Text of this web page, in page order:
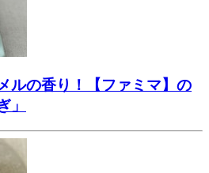
ルの香り！【ファミマ】の
」